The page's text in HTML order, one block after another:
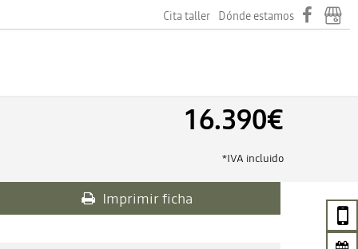
Cita taller Dónde estamos
16.390€
*IVA incluido
Imprimir ficha